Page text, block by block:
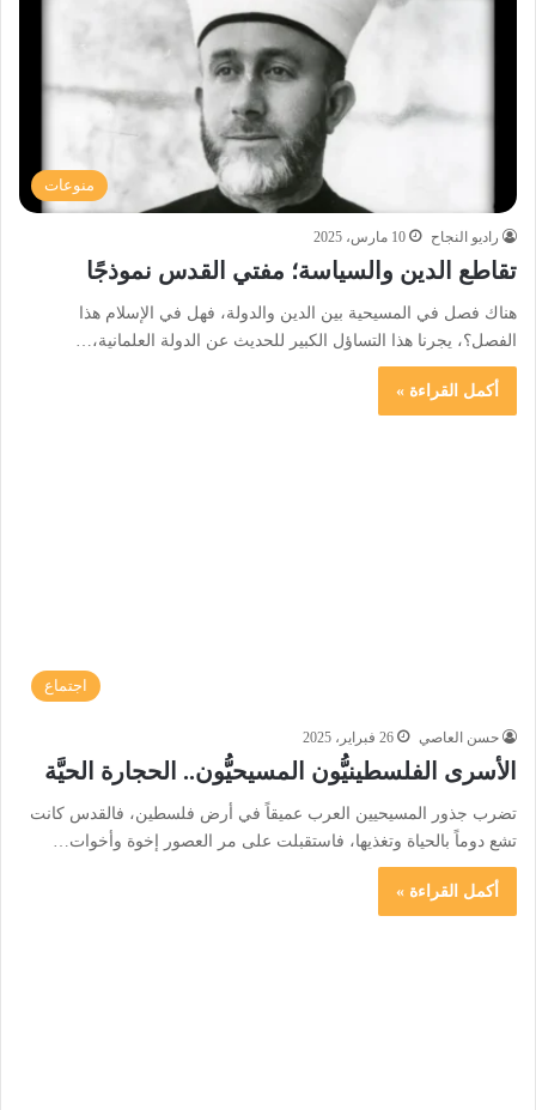
منوعات
راديو النجاح 10 مارس، 2025
تقاطع الدين والسياسة؛ مفتي القدس نموذجًا
هناك فصل في المسيحية بين الدين والدولة، فهل في الإسلام هذا
الفصل؟، يجرنا هذا التساؤل الكبير للحديث عن الدولة العلمانية،…
أكمل القراءة »
اجتماع
حسن العاصي 26 فبراير، 2025
الأسرى الفلسطينيُّون المسيحيُّون.. الحجارة الحيَّة
تضرب جذور المسيحيين العرب عميقاً في أرض فلسطين، فالقدس كانت
تشع دوماً بالحياة وتغذيها، فاستقبلت على مر العصور إخوة وأخوات…
أكمل القراءة »